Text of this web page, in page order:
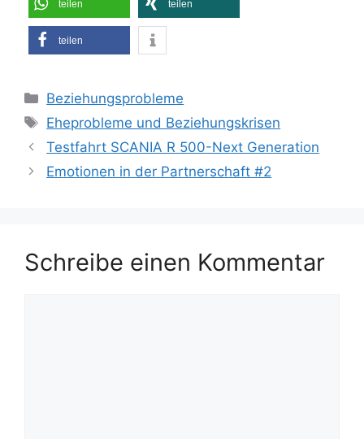
teilen teilen
teilen
Kategorien
Beziehungsprobleme
Schlagwörter
Eheprobleme und Beziehungskrisen
Testfahrt SCANIA R 500-Next Generation
Emotionen in der Partnerschaft #2
Schreibe einen Kommentar